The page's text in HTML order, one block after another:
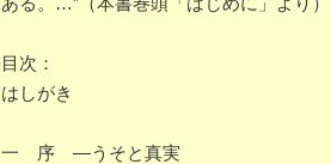
目次：
はしがき
一 序 ―うそと真実